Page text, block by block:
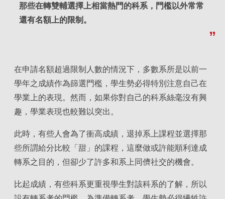
那些在轉雙輔選擇上相當熱門的科系，門檻以外常常
還有名額上的限制。
在申請名額超過限制人數的情況下，多數系所是以前一
學年之成績作為篩選門檻，學生勢必得特別注意自己在
學業上的表現。然而，如果你對自己的科系絲毫沒有興
趣，學業表現也較難以突出。
此時，有些人會為了衝高成績，退掉系上課程並選擇那
些所謂給分比較「甜」的課程，這麼做或許能順利達成
轉系之目的，但卻少了許多和系上同儕社交的機會。
比起成績，有些科系更重視學生對該科系的了解，所以